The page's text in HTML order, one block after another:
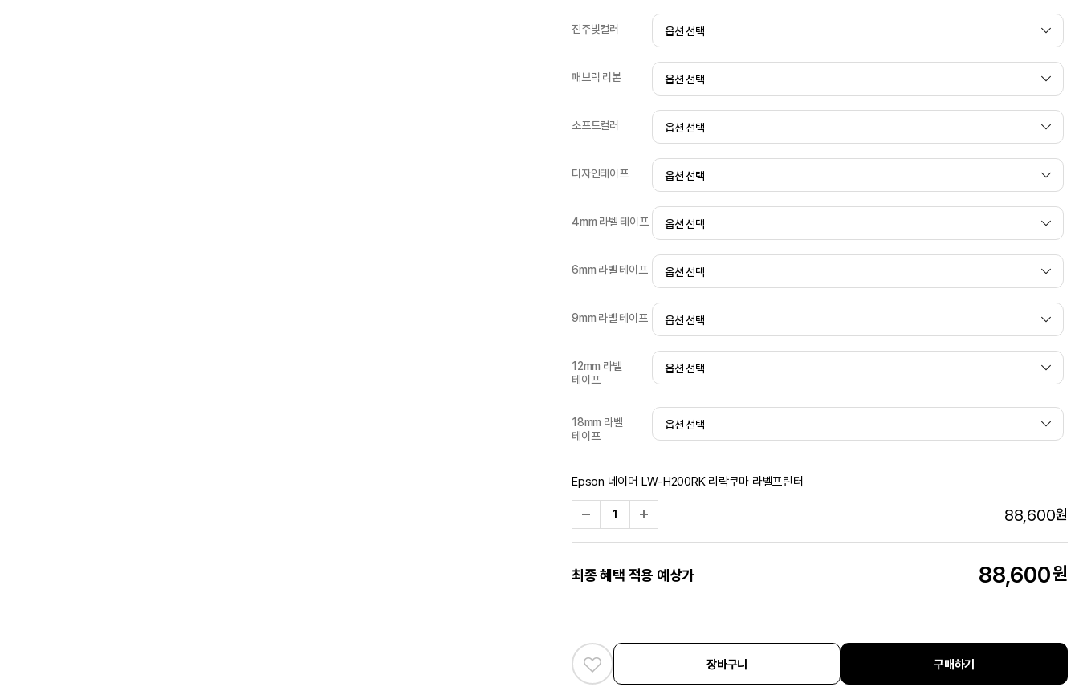
진주빛컬러
패브릭 리본
소프트컬러
디자인테이프
4mm 라벨 테이프
6mm 라벨 테이프
9mm 라벨 테이프
12mm 라벨
테이프
18mm 라벨
테이프
Epson 네이머 LW-H200RK 리락쿠마 라벨프린터
88,600원
최종 혜택 적용 예상가 88,600원
장바구니 구매하기